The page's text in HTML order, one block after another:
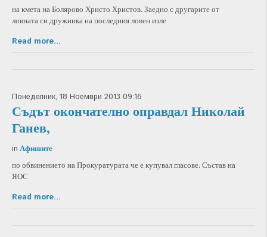
на кмета на Болярово Христо Христов. Заедно с другарите от
ловната си дружинка на последния ловен изле
Read more...
Понеделник, 18 Ноември 2013 09:16
Съдът окончателно оправдал Николай
Ганев,
in Афишите
по обвинението на Прокуратурата че е купувал гласове. Състав на
ЯОС
Read more...